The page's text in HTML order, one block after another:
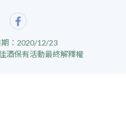
期：2020/12/23
酒保有活動最終解釋權